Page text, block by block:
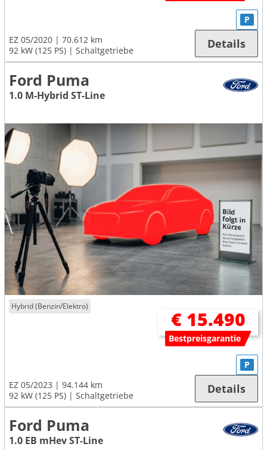
EZ 05/2020
70.612 km
92 kW (125 PS)
Schaltgetriebe
P
Details
Ford Puma
1.0 M-Hybrid ST-Line
Hybrid (Benzin/Elektro)
€ 15.490
Bestpreisgarantie
EZ 05/2023
94.144 km
92 kW (125 PS)
Schaltgetriebe
P
Details
Ford Puma
1.0 EB mHev ST-Line